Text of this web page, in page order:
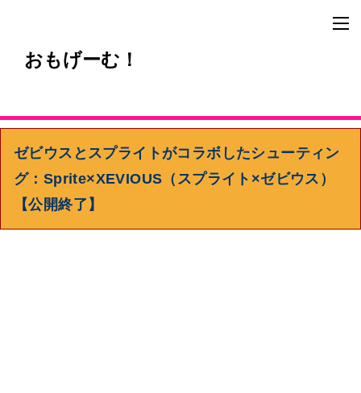
おもげーむ！
ゼビウスとスプライトがコラボしたシューティン
グ：Sprite×XEVIOUS（スプライト×ゼビウス）
【公開終了】